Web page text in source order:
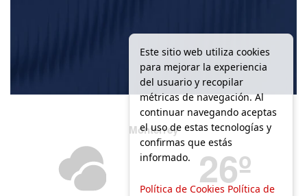
Monterrey
26º
Este sitio web utiliza cookies
para mejorar la experiencia
del usuario y recopilar
métricas de navegación. Al
continuar navegando aceptas
el uso de estas tecnologías y
confirmas que estás
informado.
Política de Cookies Política de